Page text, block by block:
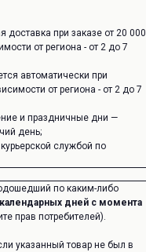
при заказе от 20 000
от региона - от 2 до 7
автоматически при
от региона - от 2 до 7
и праздничные дни —
день;
службой по
по каким-либо
дней с момента
прав потребителей).
указанный товар не был в